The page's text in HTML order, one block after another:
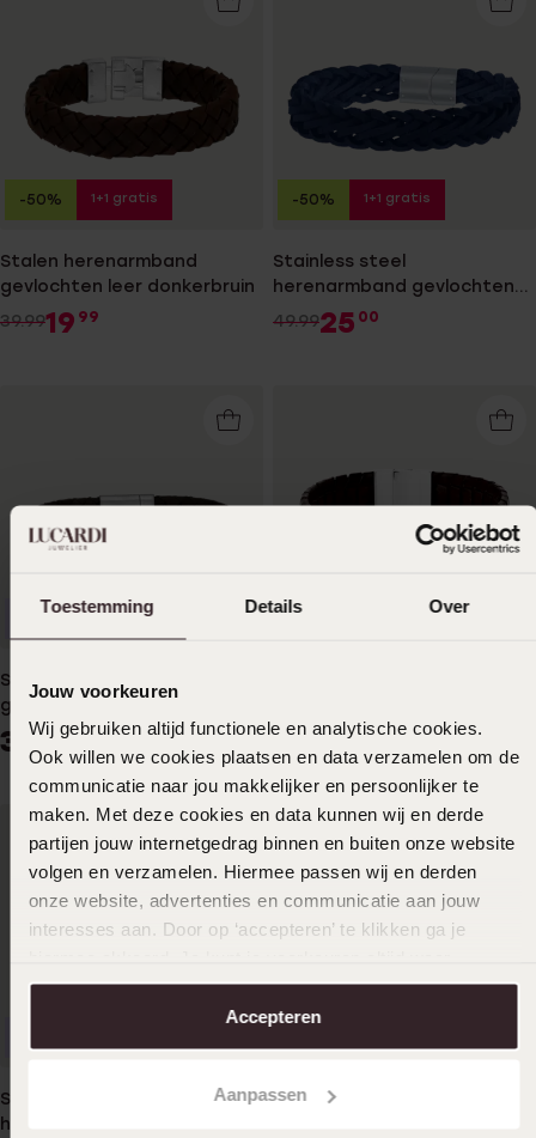
Toestemming Details Over
Jouw voorkeuren
Wij gebruiken altijd functionele en analytische cookies.
Ook willen we cookies plaatsen en data verzamelen om de
communicatie naar jou makkelijker en persoonlijker te
maken. Met deze cookies en data kunnen wij en derde
partijen jouw internetgedrag binnen en buiten onze website
volgen en verzamelen. Hiermee passen wij en derden
onze website, advertenties en communicatie aan jouw
interesses aan. Door op ‘accepteren’ te klikken ga je
aanpassen. Lees er meer over in onscookiebeleid.
Accepteren
Aanpassen
Stalen herenarmband
gevlochten leer donkerbruin
39.9919 99
-50% 1+1 gratis
Stainless steel
herenarmband gevlochten
leer donkerblauw
49.9925 00
-50% 1+1 gratis
Stalen herenarmband
gevlochten leer donker bruin
3999
59.9929 99
Stainless steel
herenarmband met bruin
Stalen herenarmband